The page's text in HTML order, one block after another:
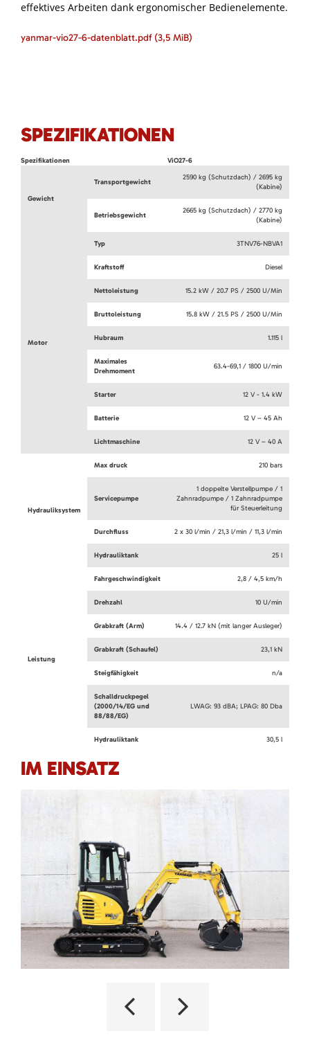
effektives Arbeiten dank ergonomischer Bedienelemente.
yanmar-vio27-6-datenblatt.pdf (3,5 MiB)
SPEZIFIKATIONEN
Spezifikationen ViO27-6
Gewicht
Transportgewicht
2590 kg (Schutzdach) / 2695 kg
(Kabine)
Betriebsgewicht
2665 kg (Schutzdach) / 2770 kg
(Kabine)
Motor
Typ 3TNV76-NBVA1
Kraftstoff Diesel
Nettoleistung 15.2 kW / 20.7 PS / 2500 U/Min
Bruttoleistung 15.8 kW / 21.5 PS / 2500 U/Min
Hubraum 1.115 l
Maximales
Drehmoment
63.4-69,1 / 1800 U/min
Starter 12 V - 1.4 kW
Batterie 12 V – 45 Ah
Lichtmaschine 12 V – 40 A
Hydrauliksystem
Max druck 210 bars
Servicepumpe
1 doppelte Verstellpumpe / 1
Zahnradpumpe / 1 Zahnradpumpe
für Steuerleitung
Durchfluss 2 x 30 l/min / 21,3 l/min / 11,3 l/min
Hydrauliktank 25 l
Leistung
Fahrgeschwindigkeit 2,8 / 4,5 km/h
Drehzahl 10 U/min
Grabkraft (Arm) 14.4 / 12.7 kN (mit langer Ausleger)
Grabkraft (Schaufel) 23,1 kN
Steigfähigkeit n/a
Schalldruckpegel
(2000/14/EG und
88/88/EG)
LWAG: 93 dBA; LPAG: 80 Dba
Hydrauliktank 30,5 l
IM EINSATZ